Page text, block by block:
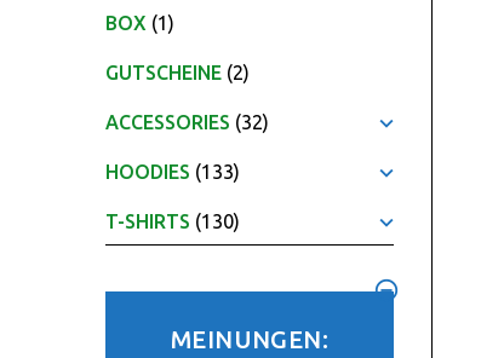
BOX (1)
GUTSCHEINE (2)
ACCESSORIES (32)
HOODIES (133)
T-SHIRTS (130)
MEINUNGEN: